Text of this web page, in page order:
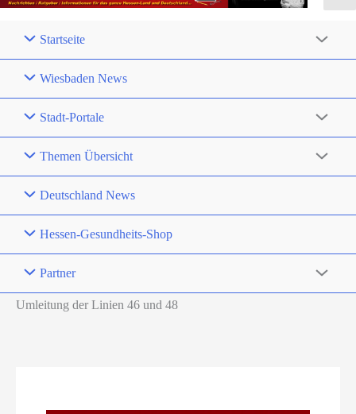
Startseite
Wiesbaden News
Stadt-Portale
Themen Übersicht
Deutschland News
Hessen-Gesundheits-Shop
Partner
Umleitung der Linien 46 und 48